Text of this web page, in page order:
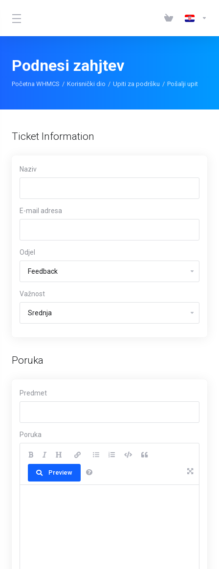
Podnesi zahjtev
Početna WHMCS Korisnički dio Upiti za podršku Pošalji upit
Ticket Information
Naziv
E-mail adresa
Odjel
Važnost
Poruka
Predmet
Poruka
Preview